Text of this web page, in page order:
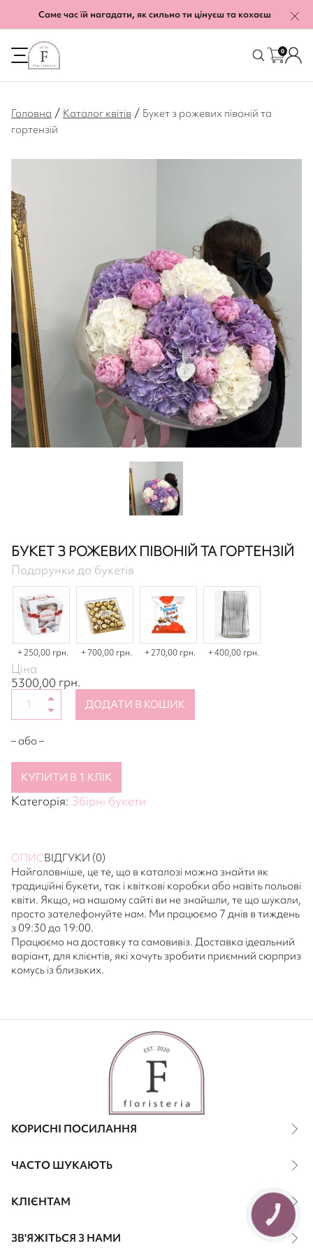
Саме час їй нагадати, як сильно ти цінуєш та кохаєш
0
Головна / Каталог квітів / Букет з рожевих півоній та
гортензій
БУКЕТ З РОЖЕВИХ ПІВОНІЙ ТА ГОРТЕНЗІЙ
Подарунки до букетів
250,00 грн. 700,00 грн. 270,00 грн. 400,00 грн.
Ціна
5300,00 грн.
ДОДАТИ В КОШИК
– або –
КУПИТИ В 1 КЛІК
Категорія: Збірні букети
ОПИСВІДГУКИ (0)
Найголовніше, це те, що в каталозі можна знайти як
традиційні букети, так і квіткові коробки або навіть польові
квіти. Якщо, на нашому сайті ви не знайшли, те що шукали,
просто зателефонуйте нам. Ми працюємо 7 днів в тиждень
з 09:30 до 19:00.
Працюємо на доставку та самовивіз. Доставка ідеальний
варіант, для клієнтів, які хочуть зробити приємний сюрприз
комусь із близьких.
КОРИСНІ ПОСИЛАННЯ
ЧАСТО ШУКАЮТЬ
КЛІЄНТАМ
ЗВ'ЯЖІТЬСЯ З НАМИ
КНОПКА
ЗВ'ЯЗКУ